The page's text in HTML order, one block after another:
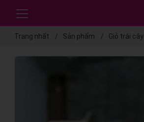
Trang nhất Sản phẩm Giỏ trái cây